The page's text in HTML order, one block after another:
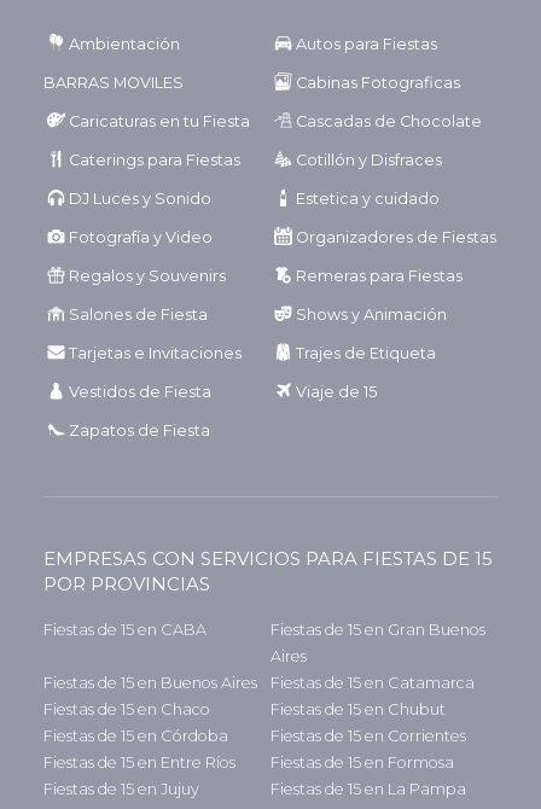
Ambientación Autos para Fiestas
BARRAS MOVILES Cabinas Fotograficas
Caricaturas en tu Fiesta Cascadas de Chocolate
Caterings para Fiestas Cotillón y Disfraces
DJ Luces y Sonido Estetica y cuidado
Fotografía y Video Organizadores de Fiestas
Regalos y Souvenirs Remeras para Fiestas
Salones de Fiesta Shows y Animación
Tarjetas e Invitaciones Trajes de Etiqueta
Vestidos de Fiesta Viaje de 15
Zapatos de Fiesta
EMPRESAS CON SERVICIOS PARA FIESTAS DE 15
POR PROVINCIAS
Fiestas de 15 en CABA
Fiestas de 15 en Gran Buenos
Aires
Fiestas de 15 en Buenos Aires
Fiestas de 15 en Catamarca
Fiestas de 15 en Chaco
Fiestas de 15 en Chubut
Fiestas de 15 en Córdoba
Fiestas de 15 en Corrientes
Fiestas de 15 en Entre Ríos
Fiestas de 15 en Formosa
Fiestas de 15 en Jujuy
Fiestas de 15 en La Pampa